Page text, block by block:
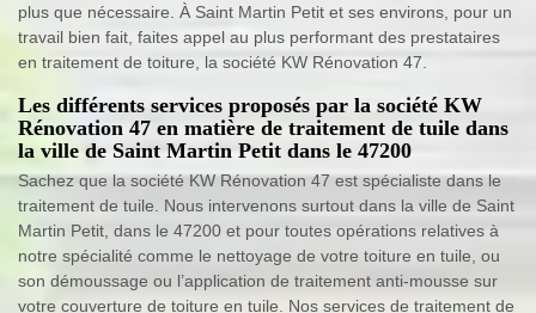
plus que nécessaire. À Saint Martin Petit et ses environs, pour un
travail bien fait, faites appel au plus performant des prestataires
en traitement de toiture, la société KW Rénovation 47.
Les différents services proposés par la société KW
Rénovation 47 en matière de traitement de tuile dans
la ville de Saint Martin Petit dans le 47200
Sachez que la société KW Rénovation 47 est spécialiste dans le
traitement de tuile. Nous intervenons surtout dans la ville de Saint
Martin Petit, dans le 47200 et pour toutes opérations relatives à
notre spécialité comme le nettoyage de votre toiture en tuile, ou
son démoussage ou l’application de traitement anti-mousse sur
votre couverture de toiture en tuile. Nos services de traitement de